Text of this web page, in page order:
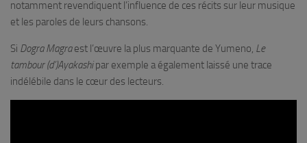
notamment revendiquent l’influence de ces récits sur leur musique
et les paroles de leurs chansons.
Si Dogra Magraest l’œuvre la plus marquante de Yumeno, Le
tambour (d’)Ayakashipar exemple a également laissé une trace
indélébile dans le cœur des lecteurs.